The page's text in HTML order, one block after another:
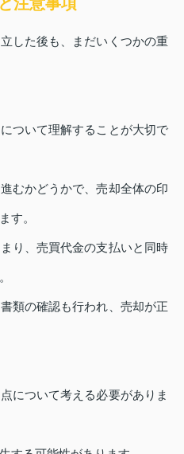
した後も、まだいくつかの重
ついて理解することが大切で
むかどうかで、売却全体の印
す。
り、売買代金の支払いと同時
類の確認も行われ、売却が正
について考える必要がありま